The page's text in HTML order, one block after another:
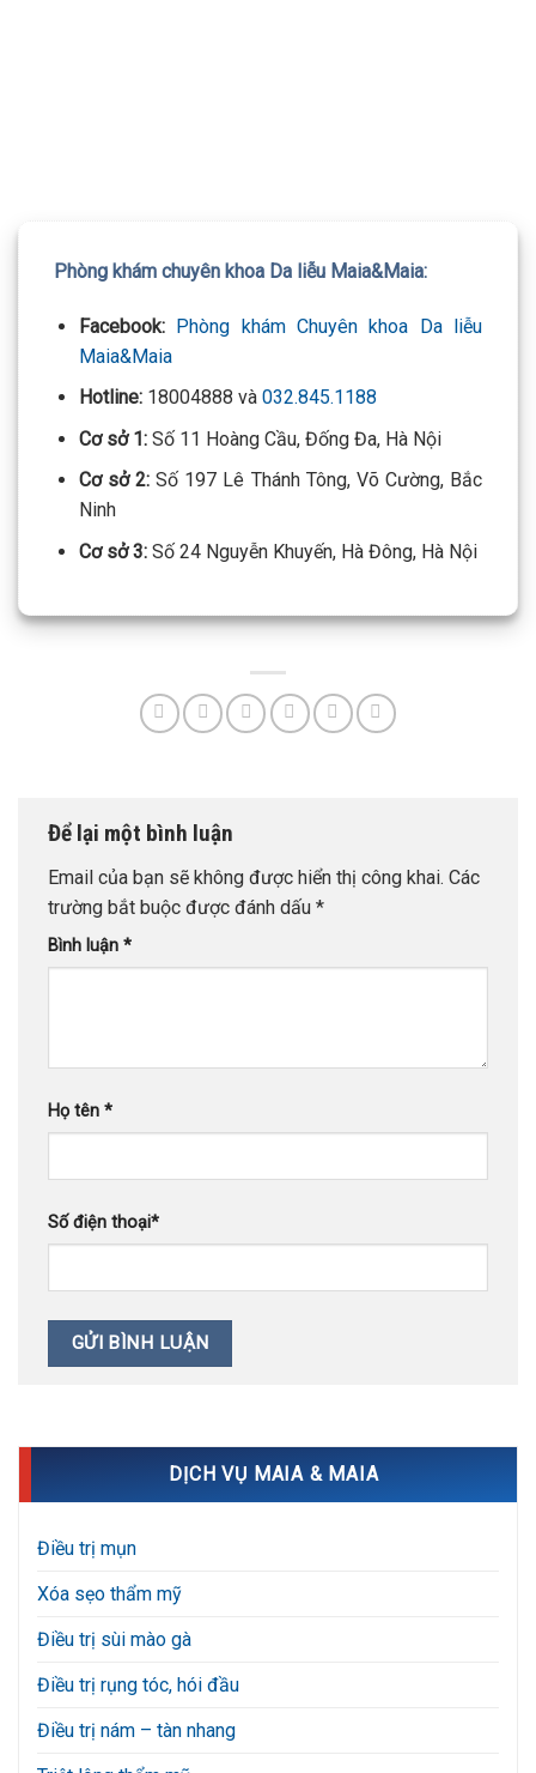
Phòng khám chuyên khoa Da liễu Maia&Maia:
Facebook: Phòng khám Chuyên khoa Da liễu
Maia&Maia
Hotline:18004888 và 032.845.1188
Cơ sở 1: Số 11 Hoàng Cầu, Đống Đa, Hà Nội
Cơ sở 2: Số 197 Lê Thánh Tông, Võ Cường, Bắc
Ninh
Cơ sở 3:Số 24 Nguyễn Khuyến, Hà Đông, Hà Nội
Để lại một bình luận
Email của bạn sẽ không được hiển thị công khai. Các
trường bắt buộc được đánh dấu *
Bình luận *
Họ tên *
Số điện thoại*
DỊCH VỤ MAIA & MAIA
Điều trị mụn
Xóa sẹo thẩm mỹ
Điều trị sùi mào gà
Điều trị rụng tóc, hói đầu
Điều trị nám – tàn nhang